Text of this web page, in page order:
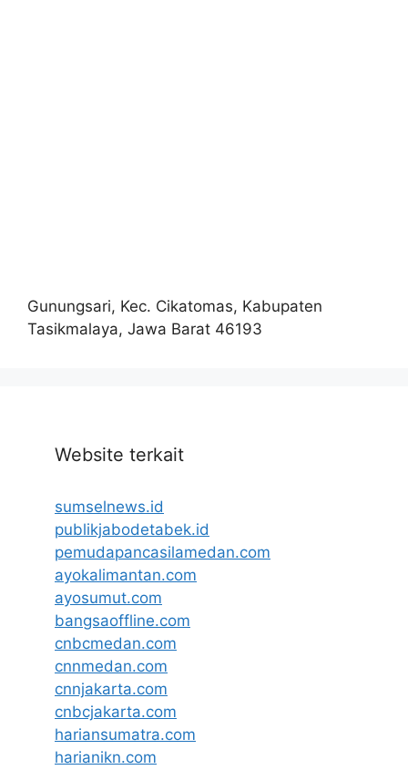
Gunungsari, Kec. Cikatomas, Kabupaten
Tasikmalaya, Jawa Barat 46193
Website terkait
sumselnews.id
publikjabodetabek.id
pemudapancasilamedan.com
ayokalimantan.com
ayosumut.com
bangsaoffline.com
cnbcmedan.com
cnnmedan.com
cnnjakarta.com
cnbcjakarta.com
hariansumatra.com
harianikn.com